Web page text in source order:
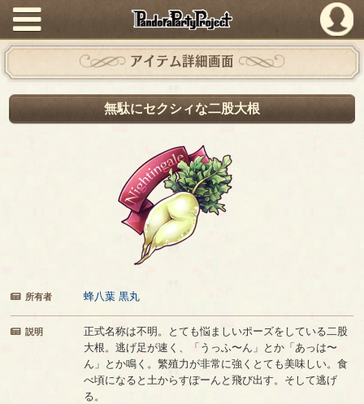
PandoraPartyProject
アイテム詳細画面
無駄にセクシィな二股大根
所有者 蜂八葉 黒丸
説明
正式名称は不明。とても悩ましいポーズをしている二股
大根。逃げ足が速く、「うっふ〜ん」とか「あっは〜
ん」とか鳴く。繁殖力が非常に強くとても美味しい。食
べ頃になると土からすぽーんと飛び出す。そして逃げ
る。